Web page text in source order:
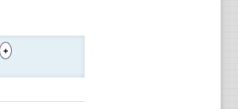
+